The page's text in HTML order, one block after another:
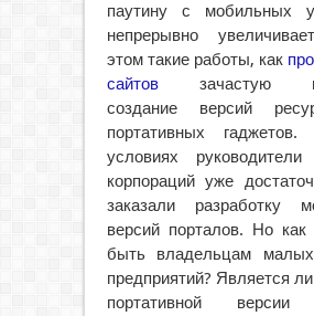
паутину с мобильных
непрерывно
этом такие работы, как
сайтовзачастую
создание версий
портативных
условиях
корпораций уже
заказали разработку
версий порталов. Но
быть владельцам
предприятий? Является
портативной версии